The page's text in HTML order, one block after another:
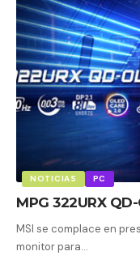
NOTICIAS PC
MPG 322URX
MSI se complace en
monitor para…